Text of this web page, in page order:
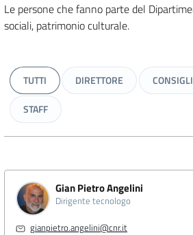
Le persone che fanno parte del
sociali, patrimonio culturale.
TUTTI DIRETTORE
STAFF
Gian Pietro Angelini
Dirigente tecnologo
gianpietro.angelini@cnr.it